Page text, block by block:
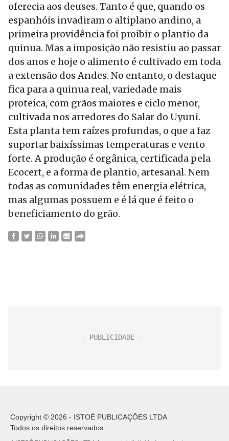
oferecia aos deuses. Tanto é que, quando os
espanhóis invadiram o altiplano andino, a
primeira providência foi proibir o plantio da
quinua. Mas a imposição não resistiu ao passar
dos anos e hoje o alimento é cultivado em toda
a extensão dos Andes. No entanto, o destaque
fica para a quinua real, variedade mais
proteica, com grãos maiores e ciclo menor,
cultivada nos arredores do Salar do Uyuni.
Esta planta tem raízes profundas, o que a faz
suportar baixíssimas temperaturas e vento
forte. A produção é orgânica, certificada pela
Ecocert, e a forma de plantio, artesanal. Nem
todas as comunidades têm energia elétrica,
mas algumas possuem e é lá que é feito o
beneficiamento do grão.
Copyright © 2026 - ISTOÉ PUBLICAÇÕES LTDA
Todos os direitos reservados.